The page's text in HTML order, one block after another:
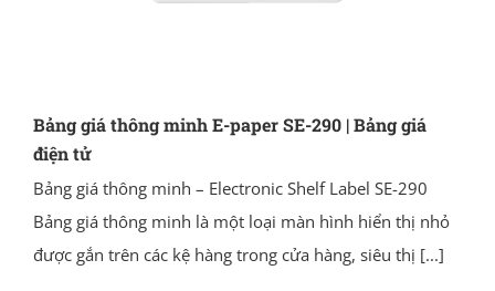
Bảng giá thông minh E-paper SE-290 | Bảng giá
điện tử
Bảng giá thông minh – Electronic Shelf Label SE-290
Bảng giá thông minh là một loại màn hình hiển thị nhỏ
được gắn trên các kệ hàng trong cửa hàng, siêu thị [...]